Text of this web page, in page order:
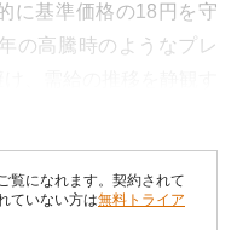
に基準価格の18円を守
の高騰時のようなプレ
覧になれます。契約されて
ていない方は無料トライア